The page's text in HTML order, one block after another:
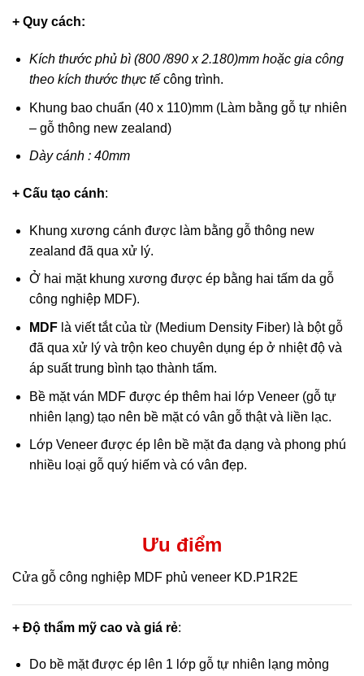
+ Quy cách:
Kích thước phủ bì (800 /890 x 2.180)mm hoặc gia công
theo kích thước thực tế công trình.
Khung bao chuẩn (40 x 110)mm (Làm bằng gỗ tự nhiên
– gỗ thông new zealand)
Dày cánh : 40mm
+ Cấu tạo cánh:
Khung xương cánh được làm bằng gỗ thông new
zealand đã qua xử lý.
Ở hai mặt khung xương được ép bằng hai tấm da gỗ
công nghiệp MDF).
MDFlà viết tắt của từ (Medium Density Fiber) là bột gỗ
đã qua xử lý và trộn keo chuyên dụng ép ở nhiệt độ và
áp suất trung bình tạo thành tấm.
Bề mặt ván MDF được ép thêm hai lớp Veneer (gỗ tự
nhiên lạng) tạo nên bề mặt có vân gỗ thật và liền lạc.
Lớp Veneer được ép lên bề mặt đa dạng và phong phú
nhiều loại gỗ quý hiếm và có vân đẹp.
Ưu điểm
Cửa gỗ công nghiệp MDF phủ veneer KD.P1R2E
+ Độ thẩm mỹ cao và giá rẻ:
Do bề mặt được ép lên 1 lớp gỗ tự nhiên lạng mỏng